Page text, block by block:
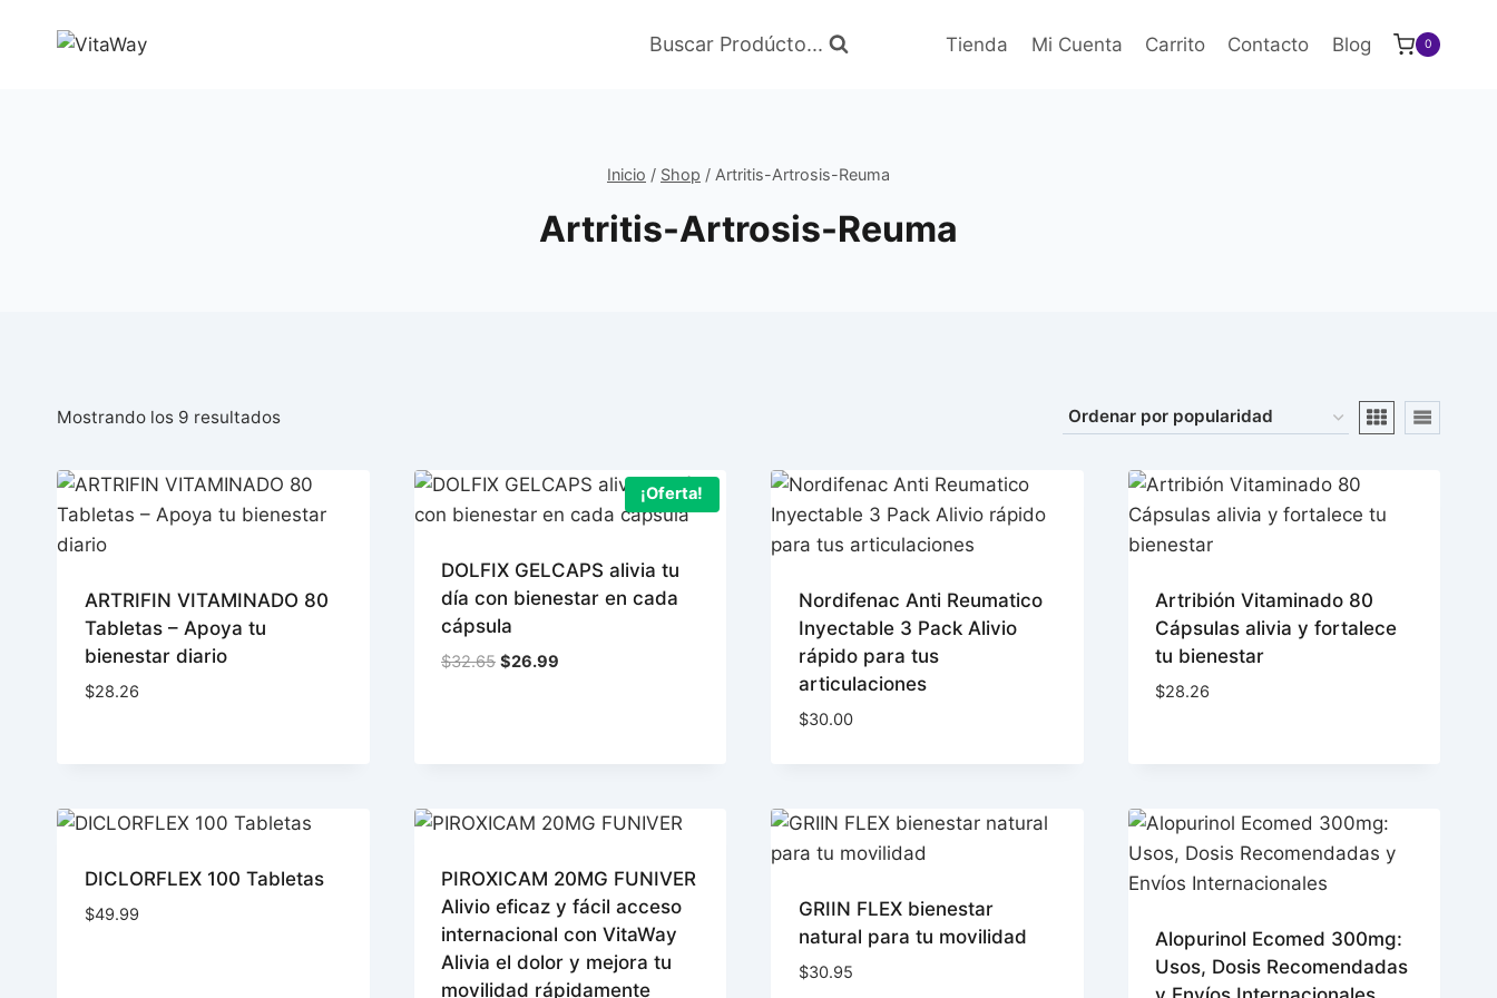
Buscar Prodúcto... Tienda Mi Cuenta Carrito Contacto Blog 0
Inicio / Shop / Artritis-Artrosis-Reuma
Artritis-Artrosis-Reuma
Mostrando los 9 resultadosOrdenado
popularidad
ARTRIFIN VITAMINADO 80
Tabletas – Apoya tu
bienestar diario
$28.26
¡Oferta!
DOLFIX GELCAPS alivia tu
día con bienestar en cada
cápsula
$32.65 El
$26.99
Nordifenac Anti Reumatico
Inyectable 3 Pack Alivio
rápido para tus
articulaciones
$30.00
Artribión Vitaminado 80
Cápsulas alivia y fortalece
tu bienestar
$28.26
DICLORFLEX 100 Tabletas
$49.99
PIROXICAM 20MG FUNIVER
Alivio eficaz y fácil acceso
internacional con VitaWay
Alivia el dolor y mejora tu
movilidad rápidamente
GRIIN FLEX bienestar
natural para tu movilidad
$30.95
Alopurinol Ecomed 300mg:
Usos, Dosis Recomendadas